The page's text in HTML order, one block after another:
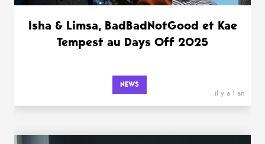
Isha & Limsa, BadBadNotGood et Kae
Tempest au Days Off 2025
NEWS
il y a 1 an